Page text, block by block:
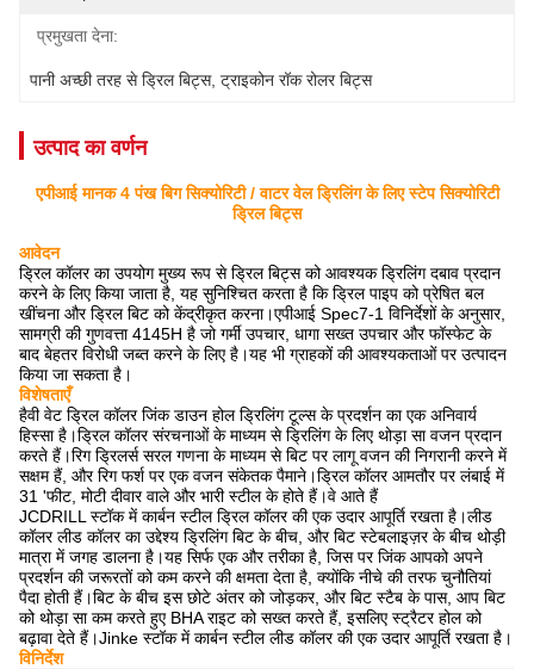
प्रमुखता देना:
पानी अच्छी तरह से ड्रिल बिट्स, ट्राइकोन रॉक रोलर बिट्स
उत्पाद का वर्णन
एपीआई मानक 4 पंख बिग सिक्योरिटी / वाटर वेल ड्रिलिंग के लिए स्टेप सिक्योरिटी
ड्रिल बिट्स
आवेदन
ड्रिल कॉलर का उपयोग मुख्य रूप से ड्रिल बिट्स को आवश्यक ड्रिलिंग दबाव प्रदान
करने के लिए किया जाता है, यह सुनिश्चित करता है कि ड्रिल पाइप को प्रेषित बल
खींचना और ड्रिल बिट को केंद्रीकृत करना।एपीआई Spec7-1 विनिर्देशों के अनुसार,
सामग्री की गुणवत्ता 4145H है जो गर्मी उपचार, धागा सख्त उपचार और फॉस्फेट के
बाद बेहतर विरोधी जब्त करने के लिए है।यह भी ग्राहकों की आवश्यकताओं पर उत्पादन
किया जा सकता है।
विशेषताएँ
हैवी वेट ड्रिल कॉलर जिंक डाउन होल ड्रिलिंग टूल्स के प्रदर्शन का एक अनिवार्य
हिस्सा है।ड्रिल कॉलर संरचनाओं के माध्यम से ड्रिलिंग के लिए थोड़ा सा वजन प्रदान
करते हैं।रिग ड्रिलर्स सरल गणना के माध्यम से बिट पर लागू वजन की निगरानी करने में
सक्षम हैं, और रिग फर्श पर एक वजन संकेतक पैमाने।ड्रिल कॉलर आमतौर पर लंबाई में
31 'फीट, मोटी दीवार वाले और भारी स्टील के होते हैं।वे आते हैं
JCDRILL स्टॉक में कार्बन स्टील ड्रिल कॉलर की एक उदार आपूर्ति रखता है।लीड
कॉलर लीड कॉलर का उद्देश्य ड्रिलिंग बिट के बीच, और बिट स्टेबलाइज़र के बीच थोड़ी
मात्रा में जगह डालना है।यह सिर्फ एक और तरीका है, जिस पर जिंक आपको अपने
प्रदर्शन की जरूरतों को कम करने की क्षमता देता है, क्योंकि नीचे की तरफ चुनौतियां
पैदा होती हैं।बिट के बीच इस छोटे अंतर को जोड़कर, और बिट स्टैब के पास, आप बिट
को थोड़ा सा कम करते हुए BHA राइट को सख्त करते हैं, इसलिए स्ट्रैटर होल को
बढ़ावा देते हैं।Jinke स्टॉक में कार्बन स्टील लीड कॉलर की एक उदार आपूर्ति रखता है।
विनिर्देश